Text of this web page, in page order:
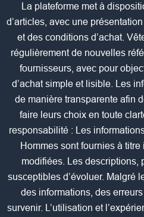
La plateforme met à
d’articles, avec une
et des conditions d’achat.
régulièrement de nouvelles
fournisseurs, avec pour
d’achat simple et lisible. Les
de manière transparente afin
faire leurs choix en toute
responsabilité : Les
Hommes sont fournies à
modifiées. Les descriptions,
susceptibles d’évoluer. Malgré
des informations, des
survenir. L’utilisation et